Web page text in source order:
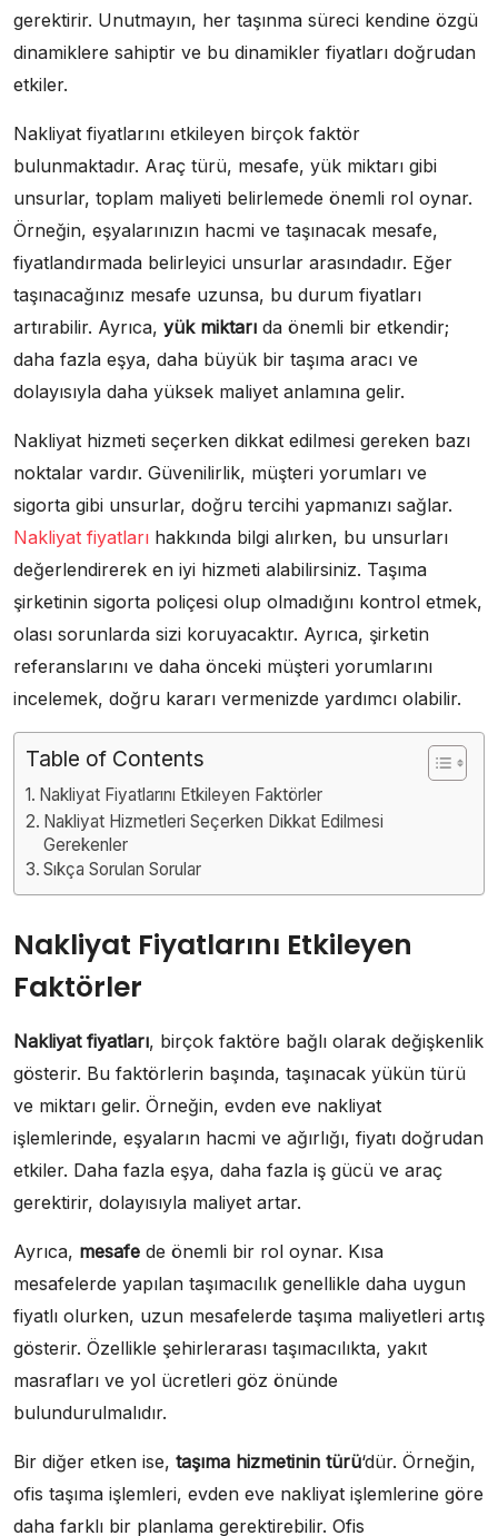
gerektirir. Unutmayın, her taşınma süreci kendine özgü
dinamiklere sahiptir ve bu dinamikler fiyatları doğrudan
etkiler.
Nakliyat fiyatlarını etkileyen birçok faktör
bulunmaktadır. Araç türü, mesafe, yük miktarı gibi
unsurlar, toplam maliyeti belirlemede önemli rol oynar.
Örneğin, eşyalarınızın hacmi ve taşınacak mesafe,
fiyatlandırmada belirleyici unsurlar arasındadır. Eğer
taşınacağınız mesafe uzunsa, bu durum fiyatları
artırabilir. Ayrıca, yük miktarı da önemli bir etkendir;
daha fazla eşya, daha büyük bir taşıma aracı ve
dolayısıyla daha yüksek maliyet anlamına gelir.
Nakliyat hizmeti seçerken dikkat edilmesi gereken bazı
noktalar vardır. Güvenilirlik, müşteri yorumları ve
sigorta gibi unsurlar, doğru tercihi yapmanızı sağlar.
Nakliyat fiyatları hakkında bilgi alırken, bu unsurları
değerlendirerek en iyi hizmeti alabilirsiniz. Taşıma
şirketinin sigorta poliçesi olup olmadığını kontrol etmek,
olası sorunlarda sizi koruyacaktır. Ayrıca, şirketin
referanslarını ve daha önceki müşteri yorumlarını
incelemek, doğru kararı vermenizde yardımcı olabilir.
Table of Contents
Nakliyat Fiyatlarını Etkileyen Faktörler
Nakliyat Hizmetleri Seçerken Dikkat Edilmesi
Gerekenler
Sıkça Sorulan Sorular
Nakliyat Fiyatlarını Etkileyen
Faktörler
Nakliyat fiyatları, birçok faktöre bağlı olarak değişkenlik
gösterir. Bu faktörlerin başında, taşınacak yükün türü
ve miktarı gelir. Örneğin, evden eve nakliyat
işlemlerinde, eşyaların hacmi ve ağırlığı, fiyatı doğrudan
etkiler. Daha fazla eşya, daha fazla iş gücü ve araç
gerektirir, dolayısıyla maliyet artar.
Ayrıca, mesafe de önemli bir rol oynar. Kısa
mesafelerde yapılan taşımacılık genellikle daha uygun
fiyatlı olurken, uzun mesafelerde taşıma maliyetleri artış
gösterir. Özellikle şehirlerarası taşımacılıkta, yakıt
masrafları ve yol ücretleri göz önünde
bulundurulmalıdır.
Bir diğer etken ise, taşıma hizmetinin türü‘dür. Örneğin,
ofis taşıma işlemleri, evden eve nakliyat işlemlerine göre
daha farklı bir planlama gerektirebilir. Ofis